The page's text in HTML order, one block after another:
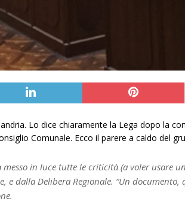
Lo dice chiaramente la Lega dopo la
Comunale. Ecco il parere a caldo del
in luce tutte le criticità (a voler usare
e dalla Delibera Regionale. “Un